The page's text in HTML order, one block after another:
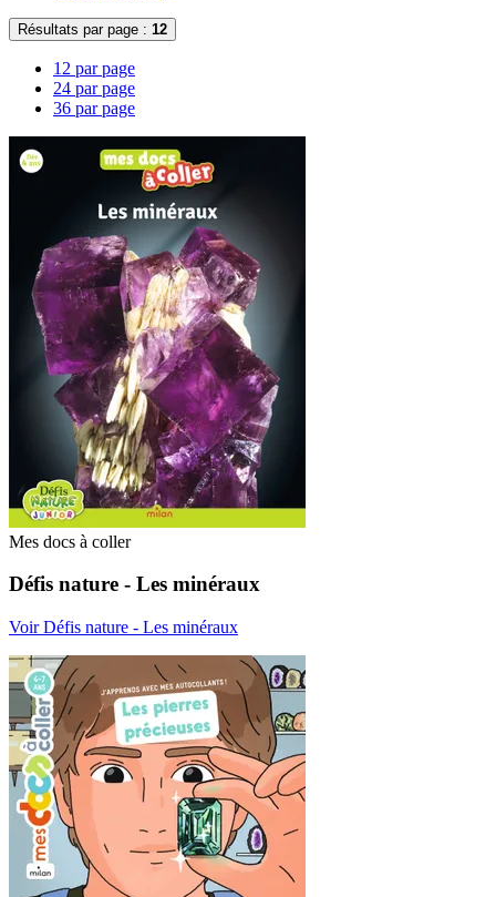
Résultats par page : 12
12 par page
24 par page
36 par page
Mes docs à coller
Défis nature - Les minéraux
Voir Défis nature - Les minéraux